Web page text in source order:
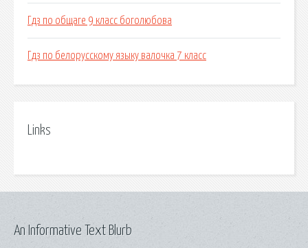
Гдз по общаге 9 класс боголюбова
Гдз по белорусскому языку валочка 7 класс
Links
An Informative Text Blurb